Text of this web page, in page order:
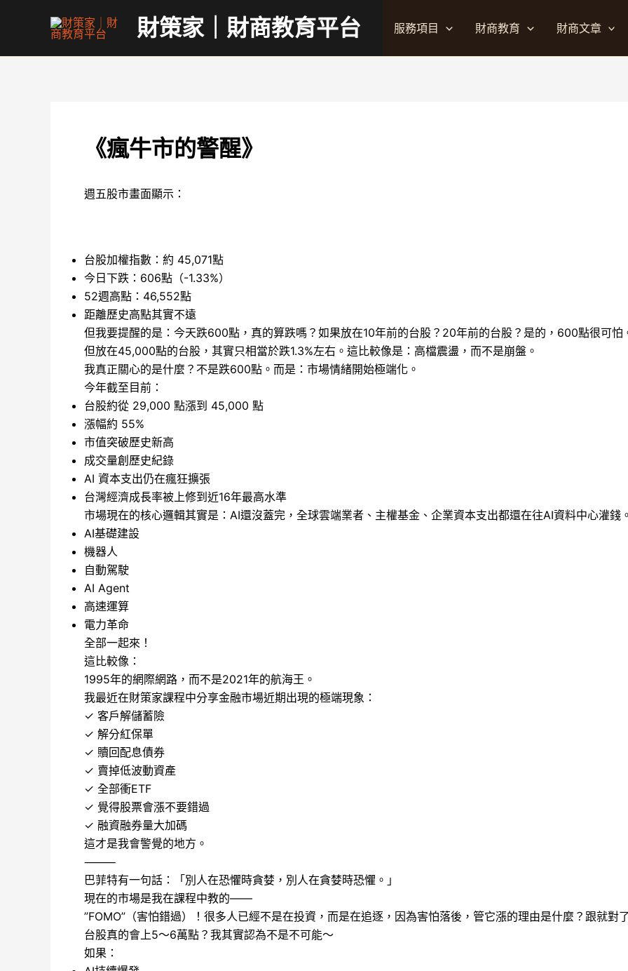
財策家｜財商教育平台 服務項目 財商教育 財商文章
《瘋牛市的警醒》
週五股市畫面顯示：
台股加權指數：約 45,071點
今日下跌：606點（-1.33%）
52週高點：46,552點
距離歷史高點其實不遠
但我要提醒的是：今天跌600點，真的算跌嗎？如果放在10年前的台股？20年前的台股？是的，600點很可怕
但放在45,000點的台股，其實只相當於跌1.3%左右。這比較像是：高檔震盪，而不是崩盤。
我真正關心的是什麼？不是跌600點。而是：市場情緒開始極端化。
今年截至目前：
台股約從 29,000 點漲到 45,000 點
漲幅約 55%
市值突破歷史新高
成交量創歷史紀錄
AI 資本支出仍在瘋狂擴張
台灣經濟成長率被上修到近16年最高水準
市場現在的核心邏輯其實是：AI還沒蓋完，全球雲端業者、主權基金、企業資本支出都還在往AI資料中心灌
AI基礎建設
機器人
自動駕駛
AI Agent
高速運算
電力革命
全部一起來！
這比較像：
1995年的網際網路，而不是2021年的航海王。
我最近在財策家課程中分享金融市場近期出現的極端現象：
✓ 客戶解儲蓄險
✓ 解分紅保單
✓ 贖回配息債券
✓ 賣掉低波動資產
✓ 全部衝ETF
✓ 覺得股票會漲不要錯過
✓ 融資融券量大加碼
這才是我會警覺的地方。
⸻
巴菲特有一句話：「別人在恐懼時貪婪，別人在貪婪時恐懼。」
現在的市場是我在課程中教的——
”FOMO”（害怕錯過）！很多人已經不是在投資，而是在追逐，因為害怕落後，管它漲的理由是什麼？跟就對
台股真的會上5～6萬點？我其實認為不是不可能～
如果：